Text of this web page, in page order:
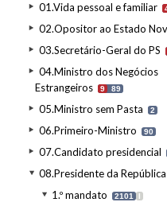
01.Vida pessoal e familiar
02.Opositor ao Estado
03.Secretário-Geral do PS
04.Ministro dos Negócios
Estrangeiros
9 89
05.Ministro sem Pasta 2
06.Primeiro-Ministro 90
07.Candidato presidencial
08.Presidente da República
1.º mandato 2101 I